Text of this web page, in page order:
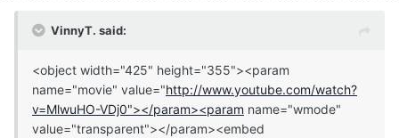
VinnyT. said:
<object width="425" height="355"><param
name="movie" value="http://www.youtube.com/watch?
v=MlwuHO-VDj0"></param><param name="wmode"
value="transparent"></param><embed